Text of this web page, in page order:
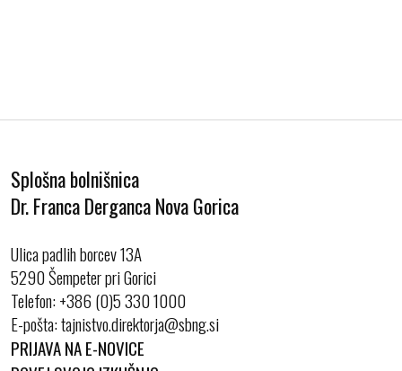
Splošna bolnišnica
Dr. Franca Derganca Nova Gorica
Ulica padlih borcev 13A
5290 Šempeter pri Gorici
Telefon:+386 (0)5 330 1000
E-pošta:
PRIJAVA NA E-NOVICE